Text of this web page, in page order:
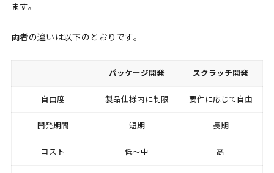
ます。
両者の違いは以下のとおりです。
パッケージ開発 スクラッチ開発
自由度 製品仕様内に制限 要件に応じて自由
開発期間 短期 長期
コスト 低〜中 高